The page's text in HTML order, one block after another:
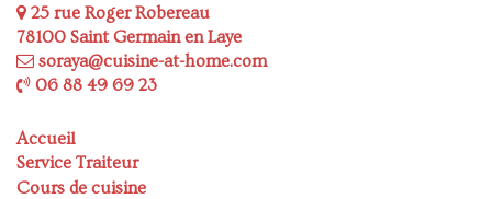
25 rue Roger Robereau
78100 Saint Germain en Laye
soraya@cuisine-at-home.com
06 88 49 69 23
Accueil
Service Traiteur
Cours de cuisine